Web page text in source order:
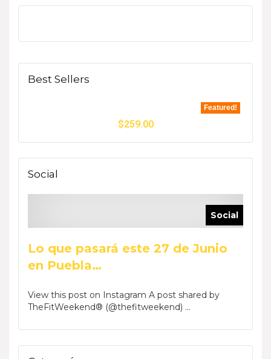
Best Sellers
Featured!
$259.00
Social
Social
Lo que pasará este 27 de Junio
en Puebla…
View this post on Instagram A post shared by
TheFitWeekend® (@thefitweekend) ...